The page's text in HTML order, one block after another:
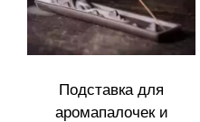
Подставка для
аромапалочек и